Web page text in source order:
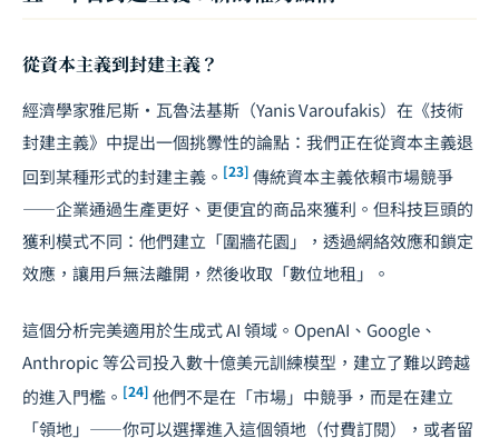
從資本主義到封建主義？
經濟學家雅尼斯·瓦魯法基斯（Yanis Varoufakis）在《技術
封建主義》中提出一個挑釁性的論點：我們正在從資本主義退
回到某種形式的封建主義。 [23] 傳統資本主義依賴市場競爭
——企業通過生產更好、更便宜的商品來獲利。但科技巨頭的
獲利模式不同：他們建立「圍牆花園」，透過網絡效應和鎖定
效應，讓用戶無法離開，然後收取「數位地租」。
這個分析完美適用於生成式 AI 領域。OpenAI、Google、
Anthropic 等公司投入數十億美元訓練模型，建立了難以跨越
的進入門檻。 [24] 他們不是在「市場」中競爭，而是在建立
「領地」——你可以選擇進入這個領地（付費訂閱），或者留